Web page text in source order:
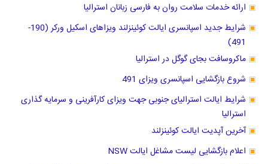
ارائه خدمات سلامت روان به فارسی زبانان استرالیا
شرایط جدید اسپانسری ایالت کوئینزلند ویزاهای اسکیل ورکر (190-
491)
ماکروسافت بجای گوگل در استرالیا
شروع بازگشایی اسپانسری ویزای 491
شرایط ایالت استرالیای جنوبی جهت ویزای کارآفرینی و سرمایه گذاری
استرالیا
آخرین آپدیت ایالت کوئینزلند
اعلام بازگشایی لیست مشاغل ایالت NSW